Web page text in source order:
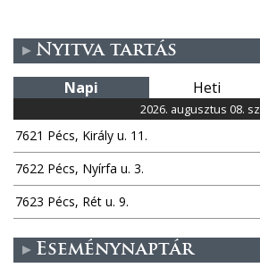
Nyitva tartás
Napi Heti
2026. augusztus 08. sz
7621 Pécs, Király u. 11.
7622 Pécs, Nyírfa u. 3.
7623 Pécs, Rét u. 9.
Eseménynaptár